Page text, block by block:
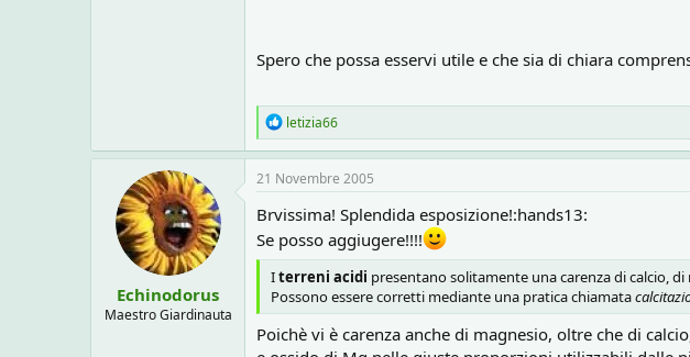
Spero che possa esservi utile e che sia di chiara
R
e
a
c
t
i
o
n
s
:
letizia66
Echinodorus
Maestro Giardinauta
21 Novembre 2005
Brvissima! Splendida esposizione!:hands13:
Se posso aggiugere!!!!
Iterreni acidi presentano solitamente una carenza di calcio,
Possono essere corretti mediante una pratica chiamata
Poichè vi è carenza anche di magnesio, oltre che di